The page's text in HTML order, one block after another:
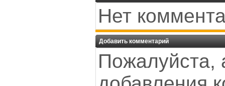
Нет
Добавить комментарий
Пожалуйста,